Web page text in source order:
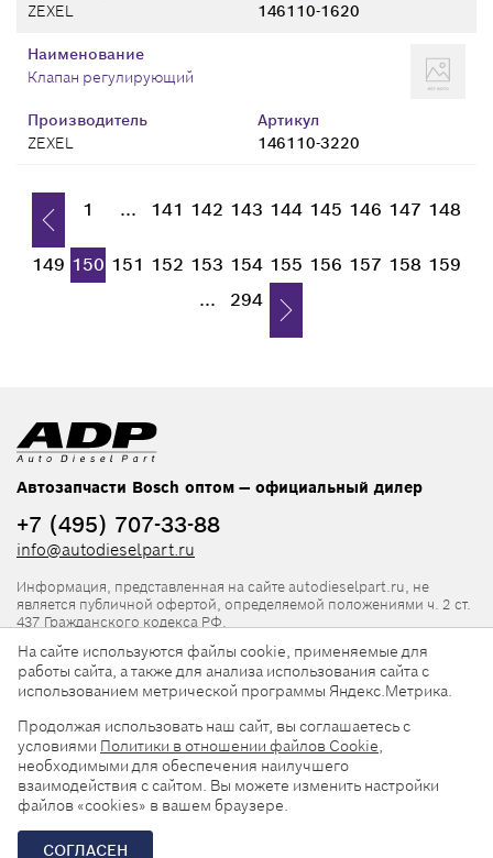
ZEXEL
146110-1620
Производитель
ZEXEL
Артикул
146110-3220
Наименование
Клапан регулирующий
1 ... 141 142 143 144 145 146 147 148
149 150 151 152 153 154 155 156 157 158 159
...
294
Автозапчасти Bosch оптом — официальный дилер
+7 (495) 707-33-88
info@autodieselpart.ru
Информация, представленная на сайте autodieselpart.ru, не
является публичной офертой, определяемой положениями ч. 2 ст.
437 Гражданского кодекса РФ.
Нормативная документация
ADP в социальных сетях
© 2026, ООО «АвтоДизельПарт». Все права защищены.
Разработка сайта —
На сайте используются файлы cookie, применяемые для
работы сайта, а также для анализа использования сайта с
использованием метрической программы Яндекс.Метрика.
Продолжая использовать наш сайт, вы соглашаетесь с
условиями Политики в отношении файлов Cookie,
необходимыми для обеспечения наилучшего
взаимодействия с сайтом. Вы можете изменить настройки
файлов «cookies» в вашем браузере.
СОГЛАСЕН